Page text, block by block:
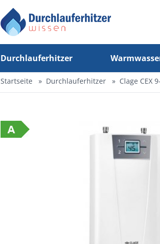
Durchlauferhitzer
Startseite Durchlauferhitzer Clage CEX